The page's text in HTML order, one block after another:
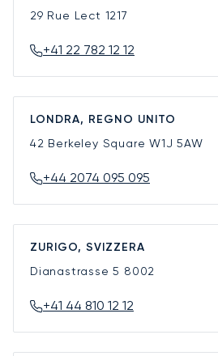
29 Rue Lect 1217
+41 22 782 12 12
LONDRA, REGNO UNITO
42 Berkeley SquareW1J 5AW
+44 2074 095 095
ZURIGO, SVIZZERA
Dianastrasse 5 8002
+41 44 810 12 12